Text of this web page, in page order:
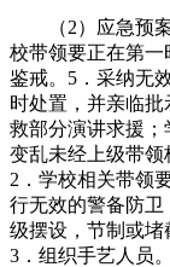
（2）应急预案
校带领要正在第
鉴戒。5．采纳无
时处置，并亲临
救部分演讲求援
变乱未经上级带领
2．学校相关带领
行无效的警备防卫
级摆设，节制或堵
3．组织手艺人员。